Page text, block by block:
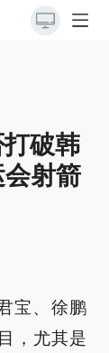
破韩
射箭
宝、徐鹏
，尤其是